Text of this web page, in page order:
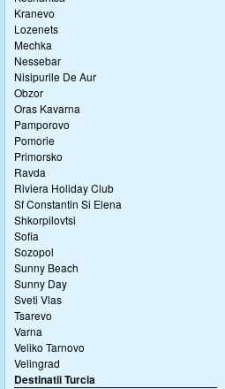
Kranevo
Lozenets
Mechka
Nessebar
Nisipurile De Aur
Obzor
Oras Kavarna
Pamporovo
Pomorie
Primorsko
Ravda
Riviera Holiday Club
Sf Constantin Si Elena
Shkorpilovtsi
Sofia
Sozopol
Sunny Beach
Sunny Day
Sveti Vlas
Tsarevo
Varna
Veliko Tarnovo
Velingrad
Destinatii Turcia